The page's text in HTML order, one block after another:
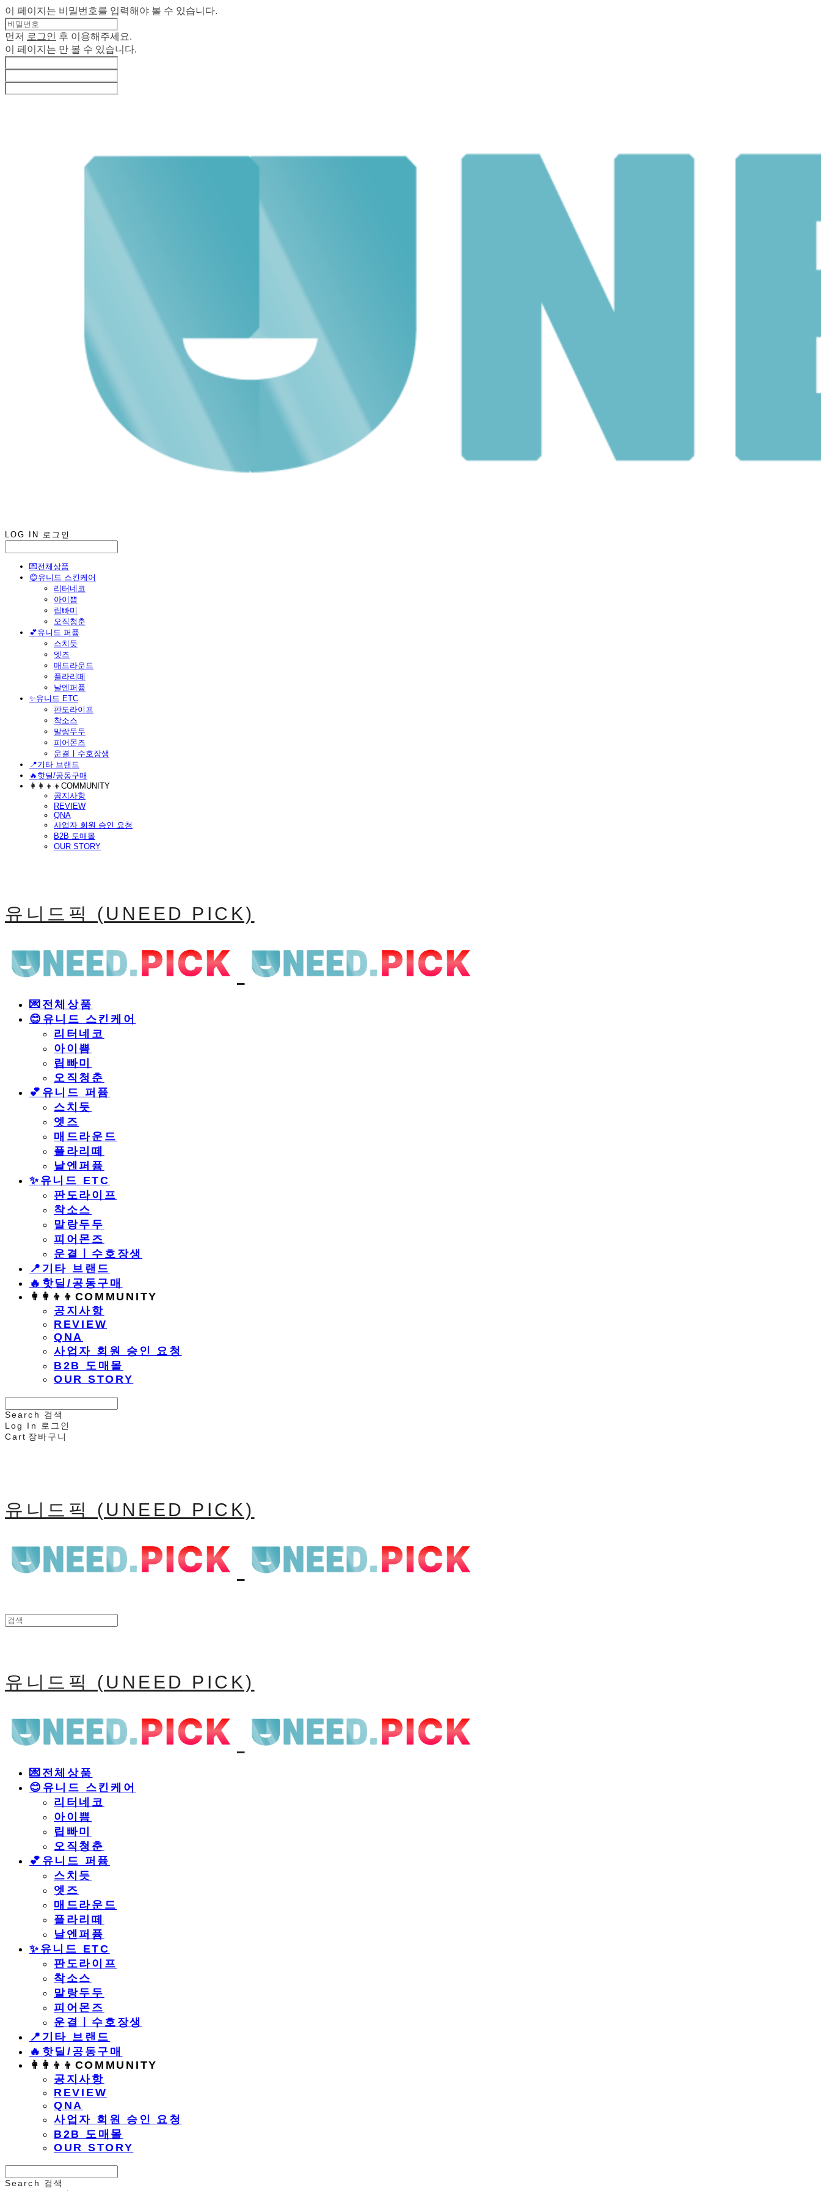
이 페이지는 비밀번호를 입력해야 볼 수 있습니다.
먼저 로그인
후 이용해주세요.
이 페이지는 만 볼 수 있습니다.
LOG IN 로그인
💌전체상품
😊유니드 스킨케어
리터네코
아이쁨
립빠미
오직청춘
💕유니드 퍼퓸
스치듯
엣즈
매드라운드
플라리떼
날엔퍼퓸
​✨유니드 ETC
판도라이프
착소스
말랑두두
피어몬즈
운결ㅣ수호장생
📍기타 브랜드
🔥핫딜/공동구매
👩‍👩‍👦‍👦COMMUNITY
공지사항
REVIEW
QNA
사업자 회원 승인 요청
B2B 도매몰
OUR STORY
유니드픽 (UNEED PICK)
💌전체상품
😊유니드 스킨케어
리터네코
아이쁨
립빠미
오직청춘
💕유니드 퍼퓸
스치듯
엣즈
매드라운드
플라리떼
날엔퍼퓸
​✨유니드 ETC
판도라이프
착소스
말랑두두
피어몬즈
운결ㅣ수호장생
📍기타 브랜드
🔥핫딜/공동구매
👩‍👩‍👦‍👦COMMUNITY
공지사항
REVIEW
QNA
사업자 회원 승인 요청
B2B 도매몰
OUR STORY
Search
검색
Log In
로그인
Cart 장바구니
유니드픽 (UNEED PICK)
유니드픽 (UNEED PICK)
💌전체상품
😊유니드 스킨케어
리터네코
아이쁨
립빠미
오직청춘
💕유니드 퍼퓸
스치듯
엣즈
매드라운드
플라리떼
날엔퍼퓸
​✨유니드 ETC
판도라이프
착소스
말랑두두
피어몬즈
운결ㅣ수호장생
📍기타 브랜드
🔥핫딜/공동구매
👩‍👩‍👦‍👦COMMUNITY
공지사항
REVIEW
QNA
사업자 회원 승인 요청
B2B 도매몰
OUR STORY
Search
검색